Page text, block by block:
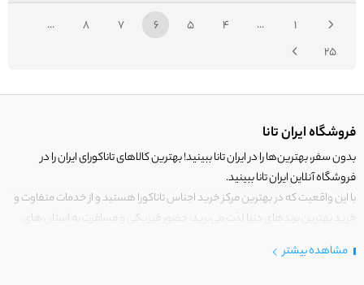
1
...
4
5
6
7
8
...
25
فروشگاه ایران تانا
بدون سفر، بهترین‌ها را در ایران تانا ببینید! بهترین کالاهای تاناکورای ایران را در
فروشگاه آنلاین ایران تانا ببینید.
با این واقعیت که در بهترین مرکز خرید اجناس تاناکورا هستید و از خدمات متفاوت و
خرید بهترین برندهای دنیا لذت می‌برید، حضور فیزیکی و مسافرت به استان های
درایرانتانا فقط کالاهایی قرار می‌گیرند که دارای ارزش خرید بالایی هستند.
مشاهده بیشتر